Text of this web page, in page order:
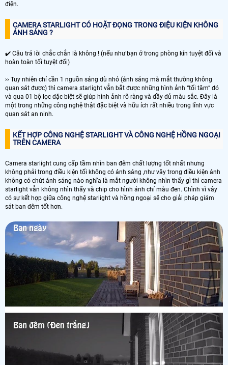
điện.
CAMERA STARLIGHT CÓ HOẶT ĐỌNG TRONG ĐIỆU KIỆN KHÔNG
ÁNH SÁNG ?
✔️ Câu trả lời chắc chắn là không ! (nếu như bạn ở trong phòng kín tuyệt đối và
hoàn toàn tối tuyệt đối)
›› Tuy nhiên chỉ cần 1 nguồn sáng dù nhỏ (ánh sáng mà mắt thường không
quan sát được) thì camera starlight vẫn bắt được những hình ảnh “tối tăm” đó
và qua 01 bộ lọc đặc biệt sẽ giúp hình ảnh rõ ràng và đầy đủ màu sắc. Đây là
một trong những công nghệ thật đặc biệt và hữu ích rất nhiều trong lĩnh vực
quan sát an ninh.
KẾT HỢP CÔNG NGHỆ STARLIGHT VÀ CÔNG NGHỆ HỒNG NGOẠI
TRÊN CAMERA
Camera starlight cung cấp tầm nhìn ban đêm chất lượng tốt nhất nhưng
không phải trong điều kiện tối không có ánh sáng ,như vây trong điều kiện ánh
không có chút ánh sáng nào nghĩa là mắt người không nhìn thấy gì thì camera
starlight vẫn không nhìn thấy và chip cho hình ảnh chỉ màu đen. Chình vì vây
có sự kết hợp giữa công nghệ starlight và hồng ngoại sẽ cho giải pháp giám
sát ban đêm tốt hơn.